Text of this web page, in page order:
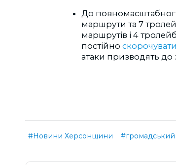
До
маршрути та 7
маршрутів і 4
постійно скорочувати
атаки призводять до
#Новини Херсонщини